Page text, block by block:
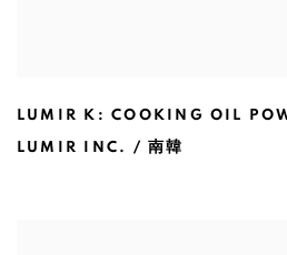
LUMIR K: COOKING OIL
LUMIR INC. / 南韓